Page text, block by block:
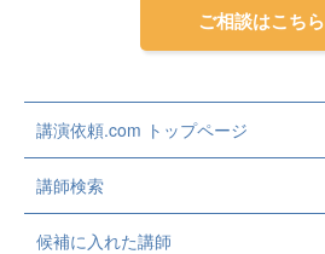
ご相談はこちら
講演依頼.com トップページ
講師検索
候補に入れた講師